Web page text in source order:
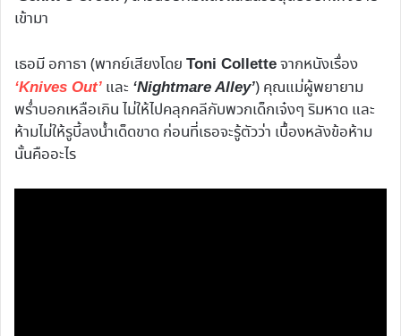
เข้ามา
เธอมี อกาธา (พากย์เสียงโดย Toni Collette จากหนังเรื่อง
‘Knives Out’ และ ‘Nightmare Alley’) คุณแม่ผู้พยายาม
พร่ำบอกเหลือเกิน ไม่ให้ไปคลุกคลีกับพวกเด็กเจ๋งๆ ริมหาด และ
ห้ามไม่ให้รูบี้ลงน้ำเด็ดขาด ก่อนที่เธอจะรู้ตัวว่า เบื้องหลังข้อห้าม
นั้นคืออะไร